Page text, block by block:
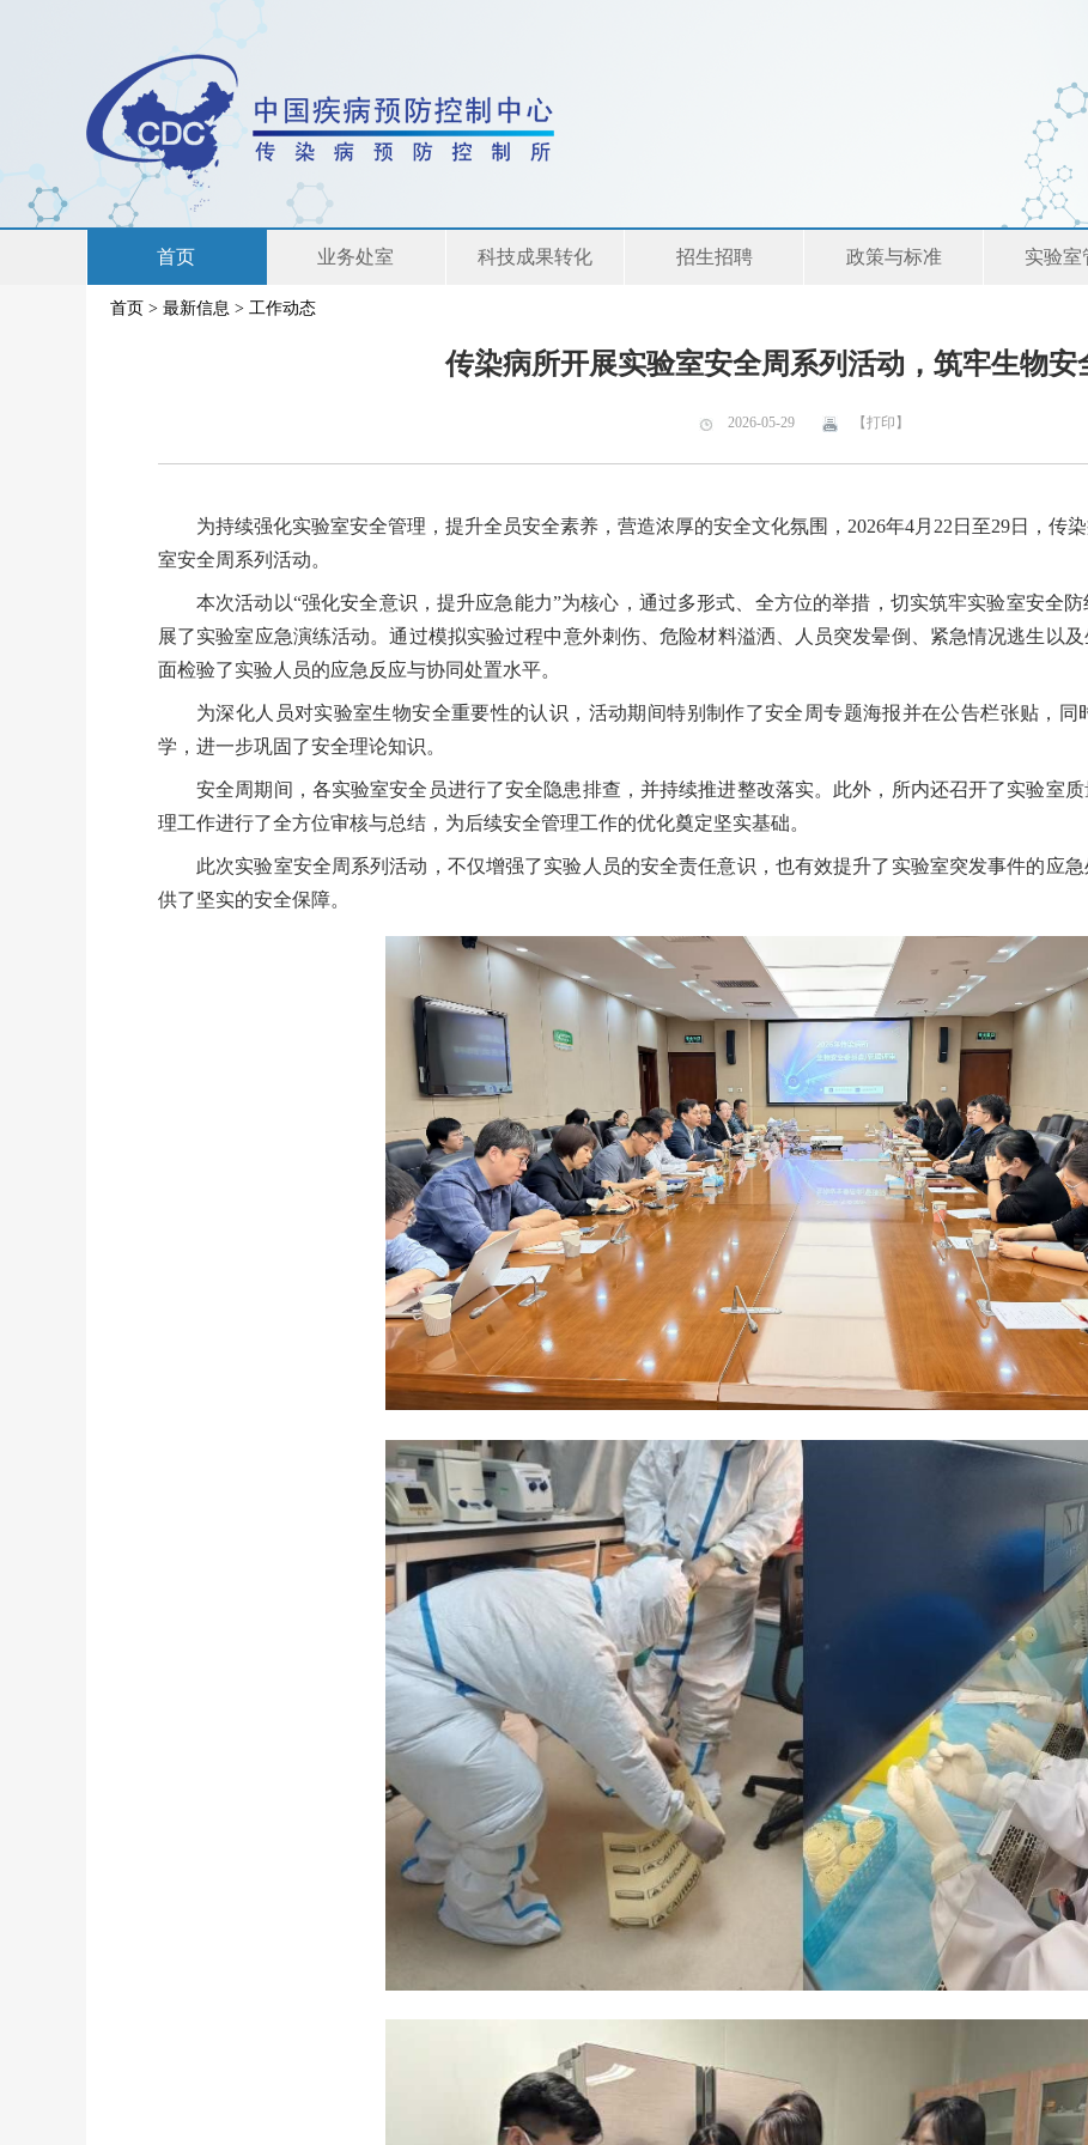
首页 业务处室 科技成果转化 招生招聘 政策与标准 实验室
联系我们
首页 > 最新信息 > 工作动态
传染病所开展实验室安全周系列活动，筑牢生物安
2026-05-29 【打印】
为持续强化实验室安全管理，提升全员安全素养，营造浓厚的安全文化氛围，2026年4月22日至29日，传
室安全周系列活动。
本次活动以“强化安全意识，提升应急能力”为核心，通过多形式、全方位的举措，切实筑牢实验室安全
展了实验室应急演练活动。通过模拟实验过程中意外刺伤、危险材料溢洒、人员突发晕倒、紧急情况逃生以
面检验了实验人员的应急反应与协同处置水平。
为深化人员对实验室生物安全重要性的认识，活动期间特别制作了安全周专题海报并在公告栏张贴，
学，进一步巩固了安全理论知识。
安全周期间，各实验室安全员进行了安全隐患排查，并持续推进整改落实。此外，所内还召开了实验室
理工作进行了全方位审核与总结，为后续安全管理工作的优化奠定坚实基础。
此次实验室安全周系列活动，不仅增强了实验人员的安全责任意识，也有效提升了实验室突发事件的应
供了坚实的安全保障。